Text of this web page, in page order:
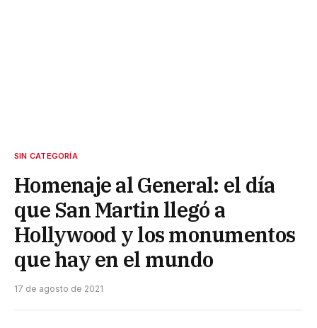
SIN CATEGORÍA
Homenaje al General: el día
que San Martin llegó a
Hollywood y los monumentos
que hay en el mundo
17 de agosto de 2021